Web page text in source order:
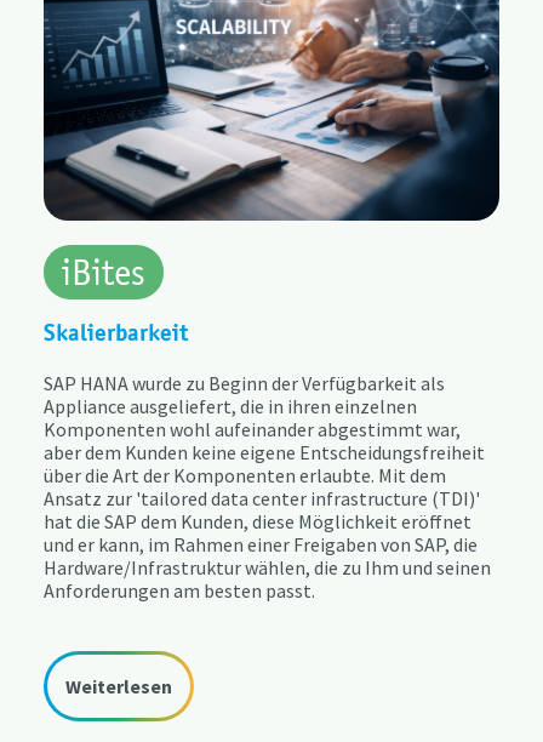
iBites
Skalierbarkeit
SAP HANA wurde zu Beginn der Verfügbarkeit als
Appliance ausgeliefert, die in ihren einzelnen
Komponenten wohl aufeinander abgestimmt war,
aber dem Kunden keine eigene Entscheidungsfreiheit
über die Art der Komponenten erlaubte. Mit dem
Ansatz zur 'tailored data center infrastructure (TDI)'
hat die SAP dem Kunden, diese Möglichkeit eröffnet
und er kann, im Rahmen einer Freigaben von SAP, die
Hardware/Infrastruktur wählen, die zu Ihm und seinen
Anforderungen am besten passt.​
Weiterlesen